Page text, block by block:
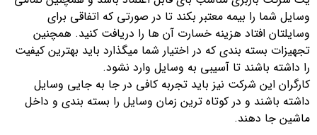
وسایل شما را بیمه معتبر بکند تا در صورتی که اتفاقی برای
وسایلتان افتاد هزینه خسارت آن ها را دریافت کنید. همچنین
تجهیزات بسته بندی که در اختیار شما میگذارد باید بهترین کیفیت
را داشته باشند تا آسیبی به وسایل وارد نشود.
کارگران این شرکت نیز باید تجربه کافی در جا به جایی وسایل
داشته باشند و در کوتاه ترین زمان وسایل را بسته بندی و داخل
ماشین جا دهند.